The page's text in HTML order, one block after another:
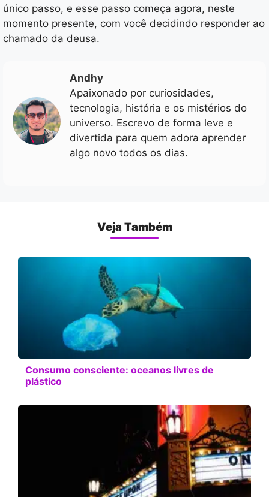
único passo, e esse passo começa agora, neste
momento presente, com você decidindo responder ao
chamado da deusa.
Andhy
Apaixonado por curiosidades,
tecnologia, história e os mistérios do
universo. Escrevo de forma leve e
divertida para quem adora aprender
algo novo todos os dias.
Veja Também
Consumo consciente: oceanos livres de
plástico